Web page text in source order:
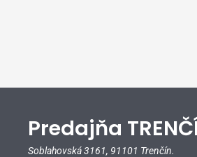
Predajňa
Soblahovská 3161, 91101 Trenčín.